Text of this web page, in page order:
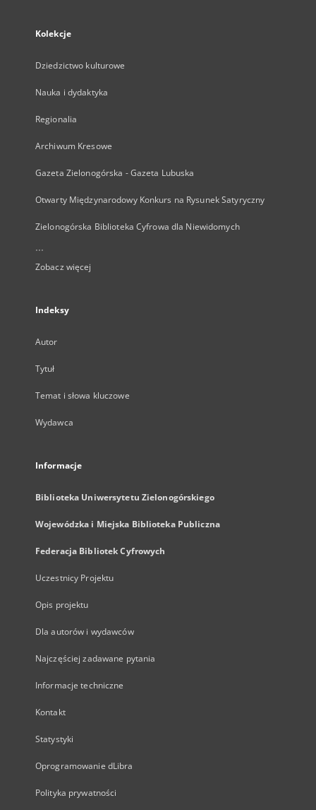
Kolekcje
Dziedzictwo kulturowe
Nauka i dydaktyka
Regionalia
Archiwum Kresowe
Gazeta Zielonogórska - Gazeta Lubuska
Otwarty Międzynarodowy Konkurs na Rysunek Satyryczny
Zielonogórska Biblioteka Cyfrowa dla Niewidomych
...
Zobacz więcej
Indeksy
Autor
Tytuł
Temat i słowa kluczowe
Wydawca
Informacje
Biblioteka Uniwersytetu Zielonogórskiego
Wojewódzka i Miejska Biblioteka Publiczna
Federacja Bibliotek Cyfrowych
Uczestnicy Projektu
Opis projektu
Dla autorów i wydawców
Najczęściej zadawane pytania
Informacje techniczne
Kontakt
Statystyki
Oprogramowanie dLibra
Polityka prywatności